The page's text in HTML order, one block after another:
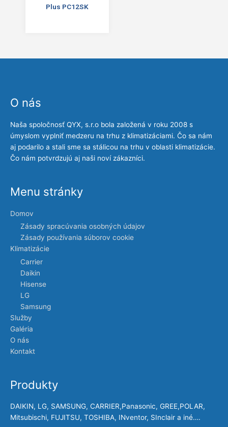
Plus PC12SK
O nás
Naša spoločnosť QYX, s.r.o bola založená v roku 2008 s
úmyslom vyplniť medzeru na trhu z klimatizáciami. Čo sa nám
aj podarilo a stali sme sa stálicou na trhu v oblasti klimatizácie.
Čo nám potvrdzujú aj naši noví zákazníci.
Menu stránky
Domov
Zásady spracúvania osobných údajov
Zásady používania súborov cookie
Klimatizácie
Carrier
Daikin
Hisense
LG
Samsung
Služby
Galéria
O nás
Kontakt
Produkty
DAIKIN, LG, SAMSUNG, CARRIER,Panasonic, GREE,POLAR,
Mitsubischi, FUJITSU, TOSHIBA, INventor, SInclair a iné….